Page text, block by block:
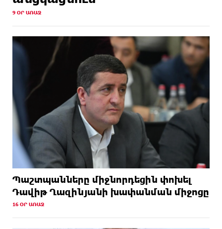
9 ՕՐ ԱՌԱՋ
Պաշտպանները միջնորդեցին փոխել
Դավիթ Ղազինյանի խափանման միջոցը
16 ՕՐ ԱՌԱՋ